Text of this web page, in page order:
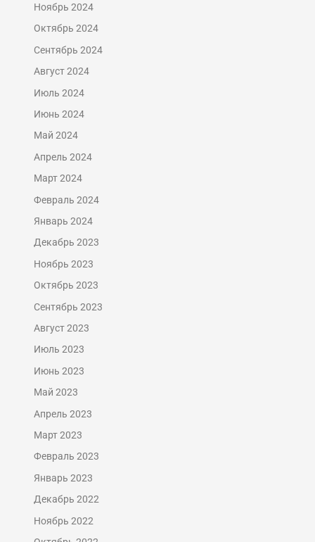
Ноябрь 2024
Октябрь 2024
Сентябрь 2024
Август 2024
Июль 2024
Июнь 2024
Май 2024
Апрель 2024
Март 2024
Февраль 2024
Январь 2024
Декабрь 2023
Ноябрь 2023
Октябрь 2023
Сентябрь 2023
Август 2023
Июль 2023
Июнь 2023
Май 2023
Апрель 2023
Март 2023
Февраль 2023
Январь 2023
Декабрь 2022
Ноябрь 2022